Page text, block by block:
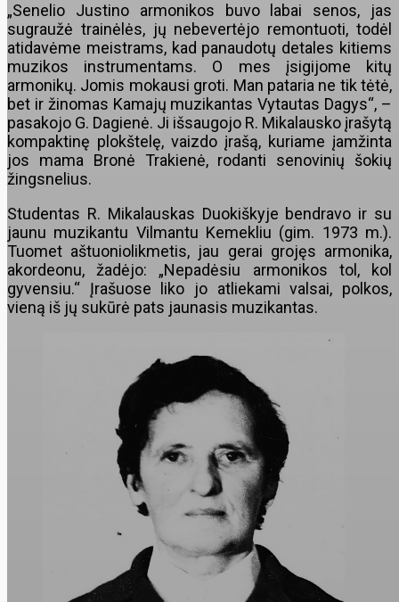
„Senelio Justino armonikos buvo labai senos, jas
sugraužė trainėlės, jų nebevertėjo remontuoti, todėl
atidavėme meistrams, kad panaudotų detales kitiems
muzikos instrumentams. O mes įsigijome kitų
armonikų. Jomis mokausi groti. Man pataria ne tik tėtė,
bet ir žinomas Kamajų muzikantas Vytautas Dagys“, –
pasakojo G. Dagienė. Ji išsaugojo R. Mikalausko įrašytą
kompaktinę plokštelę, vaizdo įrašą, kuriame įamžinta
jos mama Bronė Trakienė, rodanti senovinių šokių
žingsnelius.
Studentas R. Mikalauskas Duokiškyje bendravo ir su
jaunu muzikantu Vilmantu Kemekliu (gim. 1973 m.).
Tuomet aštuoniolikmetis, jau gerai grojęs armonika,
akordeonu, žadėjo: „Nepadėsiu armonikos tol, kol
gyvensiu.“ Įrašuose liko jo atliekami valsai, polkos,
vieną iš jų sukūrė pats jaunasis muzikantas.